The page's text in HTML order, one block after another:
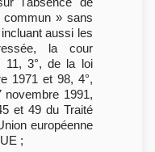
commun » sans
aussi les
la cour
11, 3°, de la loi
1971 et 98, 4°,
novembre 1991,
et 49 du Traité
européenne
;